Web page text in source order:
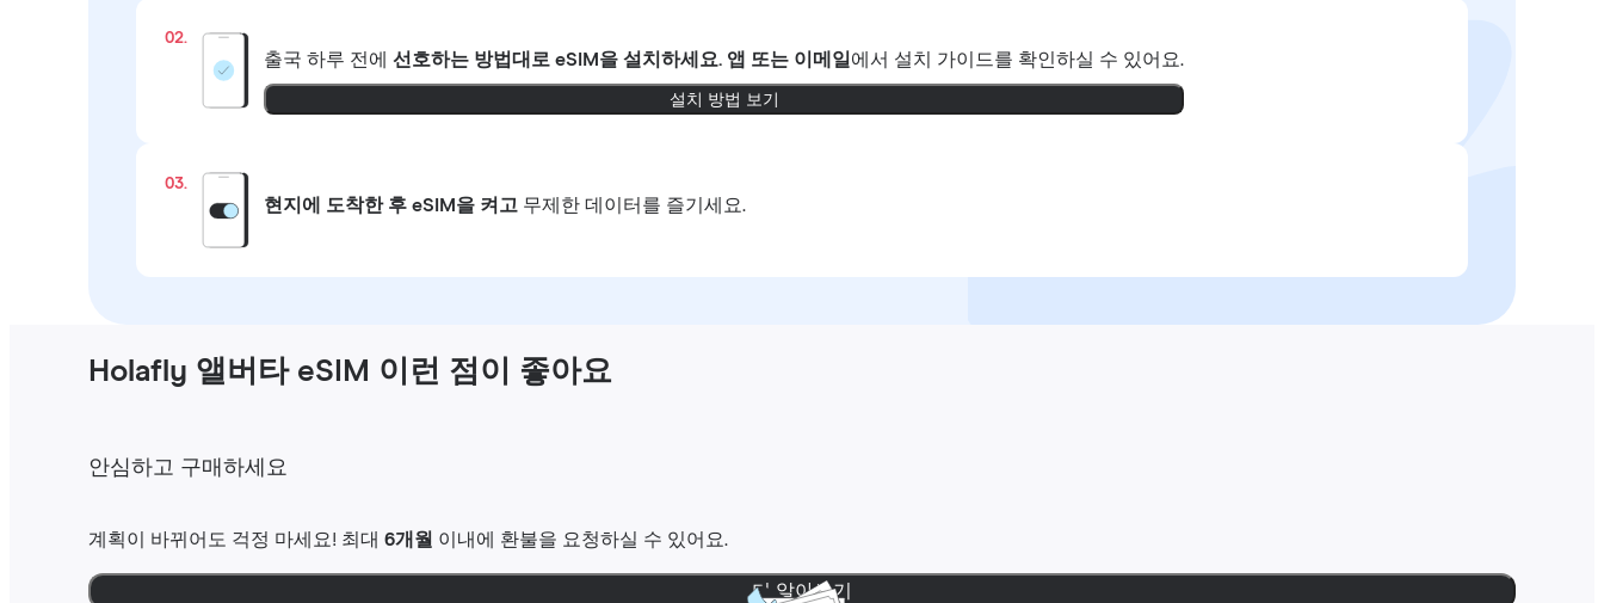
02.
출국 하루 전에선호하는 방법대로 eSIM을 설치하세요. 앱 또는 이메일 에서 설치 가이드를 확인하실 수 있어요.
설치 방법 보기
03.
현지에 도착한 후 eSIM을 켜고 무제한 데이터를 즐기세요.
Holafly 앨버타 eSIM 이런 점이 좋아요
안심하고 구매하세요
계획이 바뀌어도 걱정 마세요! 최대6개월 이내에 환불을 요청하실 수 있어요.
더 알아보기